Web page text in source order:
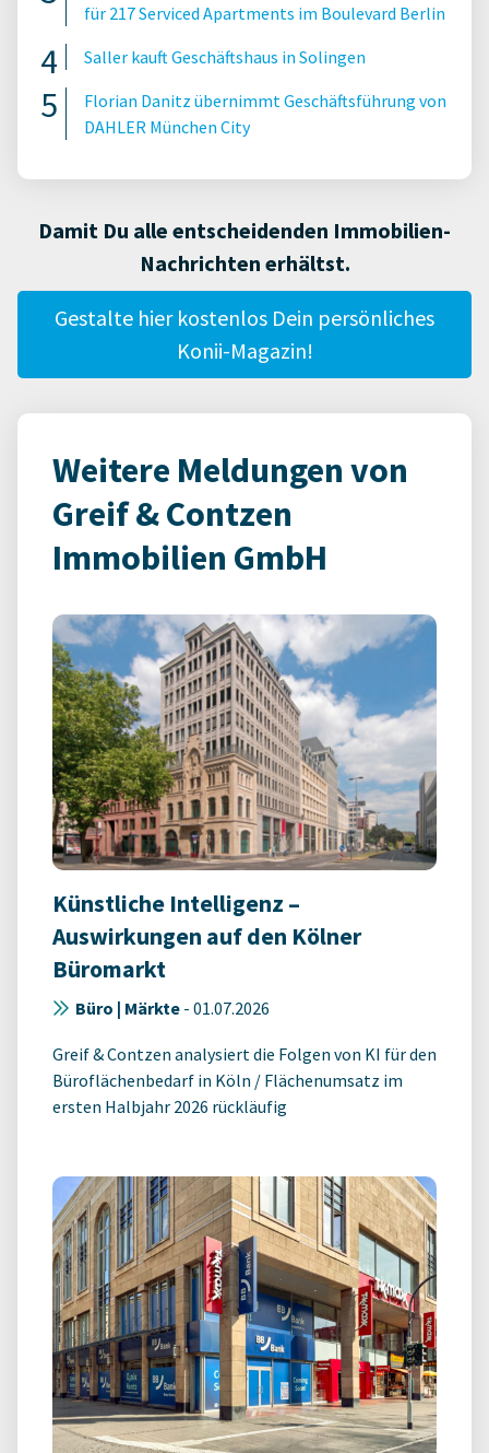
für 217 Serviced Apartments im Boulevard Berlin
Saller kauft Geschäftshaus in Solingen
Florian Danitz übernimmt Geschäftsführung von
DAHLER München City
Damit Du alle entscheidenden Immobilien-
Nachrichten erhältst.
Gestalte hier kostenlos Dein persönliches
Konii-Magazin!
Weitere Meldungen von
Greif & Contzen
Immobilien GmbH
Künstliche Intelligenz –
Auswirkungen auf den Kölner
Büromarkt
Büro | Märkte - 01.07.2026
Greif & Contzen analysiert die Folgen von KI für den
Büroflächenbedarf in Köln / Flächenumsatz im
ersten Halbjahr 2026 rückläufig